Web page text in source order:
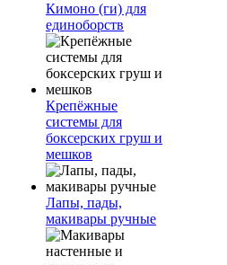
Кимоно (ги) для
единоборств
Крепёжные
системы для
боксерских груш и
мешков
Лапы, пады,
макивары ручные